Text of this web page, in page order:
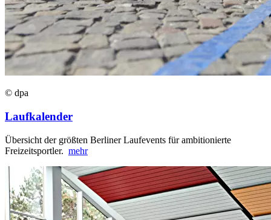
© dpa
Laufkalender
Übersicht der größten Berliner Laufevents für ambitionierte
Freizeitsportler. mehr